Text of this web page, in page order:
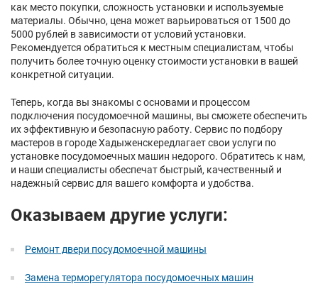
как место покупки, сложность установки и используемые
материалы. Обычно, цена может варьироваться от 1500 до
5000 рублей в зависимости от условий установки.
Рекомендуется обратиться к местным специалистам, чтобы
получить более точную оценку стоимости установки в вашей
конкретной ситуации.
Теперь, когда вы знакомы с основами и процессом
подключения посудомоечной машины, вы сможете обеспечить
их эффективную и безопасную работу. Сервис по подбору
мастеров в городе Хадыженскередлагает свои услуги по
установке посудомоечных машин недорого. Обратитесь к нам,
и наши специалисты обеспечат быстрый, качественный и
надежный сервис для вашего комфорта и удобства.
Оказываем другие услуги:
Ремонт двери посудомоечной машины
Замена терморегулятора посудомоечных машин